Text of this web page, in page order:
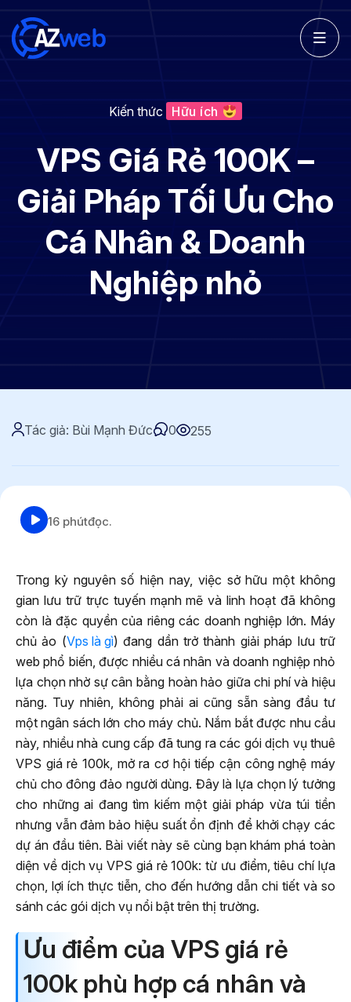
Kiến thức Hữu ích
VPS Giá Rẻ 100K –
Giải Pháp Tối Ưu Cho
Cá Nhân & Doanh
Nghiệp nhỏ
Tác giả: Bùi Mạnh Đức 0 255
16 phútđọc.
Trong kỷ nguyên số hiện nay, việc sở hữu một không
gian lưu trữ trực tuyến mạnh mẽ và linh hoạt đã không
còn là đặc quyền của riêng các doanh nghiệp lớn. Máy
chủ ảo (Vps là gì) đang dần trở thành giải pháp lưu trữ
web phổ biến, được nhiều cá nhân và doanh nghiệp nhỏ
lựa chọn nhờ sự cân bằng hoàn hảo giữa chi phí và hiệu
năng. Tuy nhiên, không phải ai cũng sẵn sàng đầu tư
một ngân sách lớn cho máy chủ. Nắm bắt được nhu cầu
này, nhiều nhà cung cấp đã tung ra các gói dịch vụ thuê
VPS giá rẻ 100k, mở ra cơ hội tiếp cận công nghệ máy
chủ cho đông đảo người dùng. Đây là lựa chọn lý tưởng
cho những ai đang tìm kiếm một giải pháp vừa túi tiền
nhưng vẫn đảm bảo hiệu suất ổn định để khởi chạy các
dự án đầu tiên. Bài viết này sẽ cùng bạn khám phá toàn
diện về dịch vụ VPS giá rẻ 100k: từ ưu điểm, tiêu chí lựa
chọn, lợi ích thực tiễn, cho đến hướng dẫn chi tiết và so
sánh các gói dịch vụ nổi bật trên thị trường.
Ưu điểm của VPS giá rẻ
100k phù hợp cá nhân và